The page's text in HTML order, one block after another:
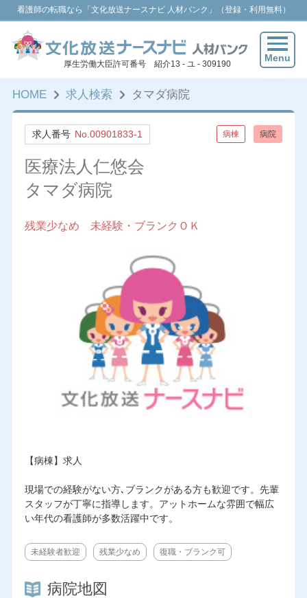
看護師の転職なら「文化放送ナースナビ 人材バンク」（登録・利用無料）
厚生労働大臣許可番号 紹介13 - ユ - 309190
Menu
HOME 求人検索 タマダ病院
求人番号 No.00901833-1 病棟 病院
医療法人仁悠会
タマダ病院
残業少なめ 未経験・ブランクＯＫ
【病棟】求人
現場での経験がない方､ブランクがある方も歓迎です。先輩
スタッフが丁寧に指導します。アットホームな雰囲で幅広
い年代の看護師が多数活躍中です。
未経験者歓迎 残業少なめ 復職・ブランク可
病院地図